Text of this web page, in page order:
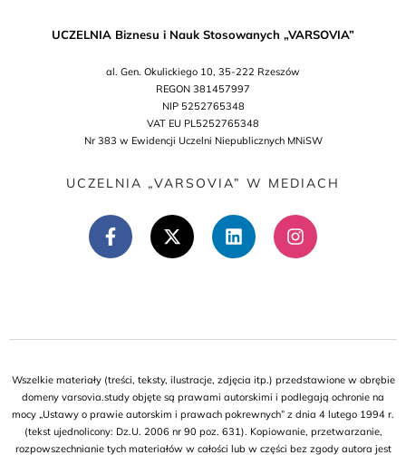
UCZELNIA Biznesu i Nauk Stosowanych „VARSOVIA”
al. Gen. Okulickiego 10, 35-222 Rzeszów
REGON 381457997
NIP 5252765348
VAT EU PL5252765348
Nr 383 w Ewidencji Uczelni Niepublicznych MNiSW
UCZELNIA „VARSOVIA” W MEDIACH
Wszelkie materiały (treści, teksty, ilustracje, zdjęcia itp.) przedstawione w obrębie
domeny varsovia.study objęte są prawami autorskimi i podlegają ochronie na
mocy „Ustawy o prawie autorskim i prawach pokrewnych” z dnia 4 lutego 1994 r.
(tekst ujednolicony: Dz.U. 2006 nr 90 poz. 631). Kopiowanie, przetwarzanie,
rozpowszechnianie tych materiałów w całości lub w części bez zgody autora jest